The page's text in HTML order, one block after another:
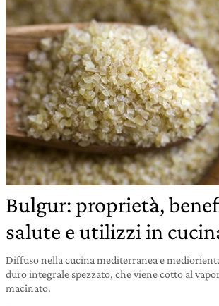
Bulgur: proprietà,
salute e utilizzi in
Diffuso nella cucina mediterranea e
duro integrale spezzato, che viene cotto al
macinato.